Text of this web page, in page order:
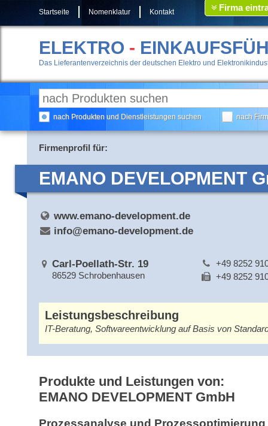
Startseite Nomenklatur Kontakt Firma
ELEKTRO -
Das Lieferantenverzeichnis der deutschen Elektro und
nach Produkten und Dienstleistungen suchen nach
Firmenprofil für:
EMANO DEVELOPMENT
www.emano-development.de
info@emano-development.de
Carl-Poellath-Str. 19
86529 Schrobenhausen
+49 8252
+49 8252
Leistungsbeschreibung
IT-Beratung, Softwareentwicklung auf Basis von
Produkte und Leistungen von:
EMANO DEVELOPMENT GmbH
Prozessanalyse und Prozessoptimierung